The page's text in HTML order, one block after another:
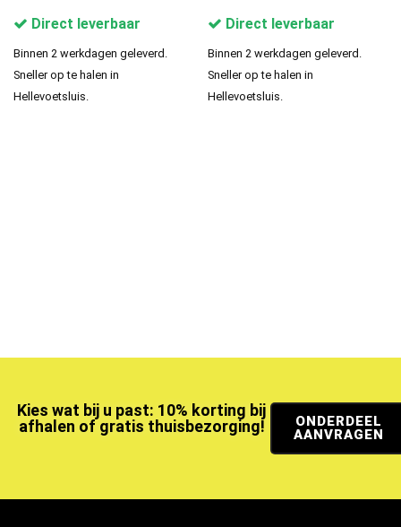
Direct leverbaar
Binnen 2 werkdagen geleverd.
Sneller op te halen in
Hellevoetsluis.
Direct leverbaar
Binnen 2 werkdagen geleverd.
Sneller op te halen in
Hellevoetsluis.
Kies wat bij u past: 10% korting bij
afhalen of gratis thuisbezorging!
ONDERDEEL
AANVRAGEN